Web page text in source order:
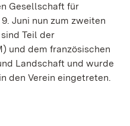
Gesellschaft für
Juni nun zum zweiten
Teil der
und dem französischen
Landschaft und wurde
den Verein eingetreten.